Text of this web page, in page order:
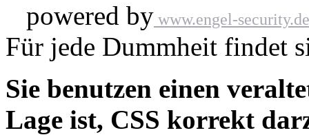
powered by www.engel-security.de
Für jede Dummheit findet
Sie benutzen einen
Lage ist, CSS korrekt